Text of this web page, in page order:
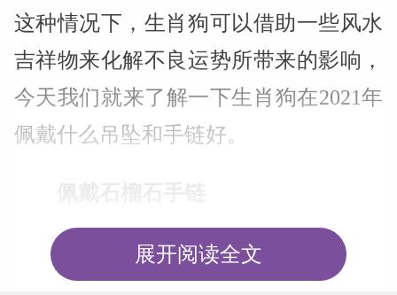
这种情况下，生肖狗可以借助一些风水
吉祥物来化解不良运势所带来的影响，
今天我们就来了解一下生肖狗在2021年
佩戴什么吊坠和手链好。
石榴石其貌不扬，但却是一种天然
展开阅读全文